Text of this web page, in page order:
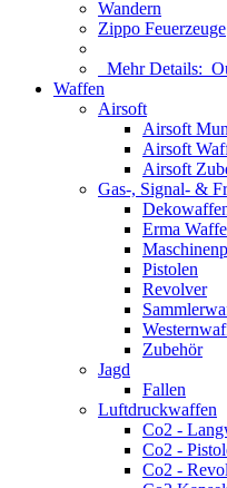
Wandern
Zippo Feuerzeuge
Mehr Details:
Waffen
Airsoft
Airsoft
Airsoft
Airsoft
Gas-, Signal- &
Erma
Pistolen
Revolver
Zubehör
Jagd
Fallen
Luftdruckwaffen
Co2 -
Co2 -
Co2 -